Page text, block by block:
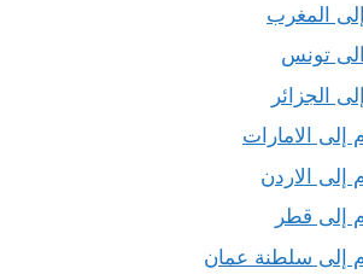
المغرب
تونس
الجزائر
إلى الامارات
الاردن
إلى قطر
إلى سلطنة عمان